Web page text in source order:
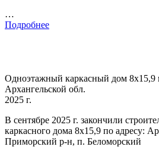
…
Подробнее
Одноэтажный каркасный дом 8х15,9
Архангельской обл.
2025 г.
В сентябре 2025 г. закончили
каркасного дома 8х15,9 по адресу:
Приморский р-н, п. Беломорский